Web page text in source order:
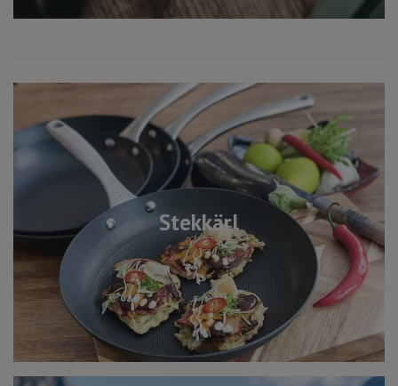
Stekkärl